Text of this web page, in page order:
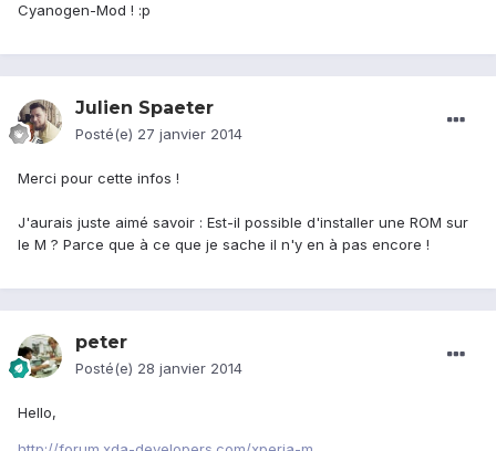
Cyanogen-Mod ! :p
Julien Spaeter
Posté(e) 27 janvier 2014
Merci pour cette infos !
J'aurais juste aimé savoir : Est-il possible d'installer une ROM sur
le M ? Parce que à ce que je sache il n'y en à pas encore !
peter
Posté(e) 28 janvier 2014
Hello,